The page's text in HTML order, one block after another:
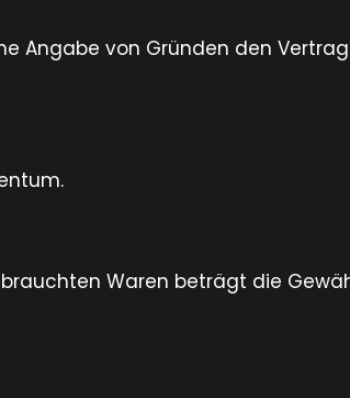
Angabe von Gründen den
Waren beträgt die